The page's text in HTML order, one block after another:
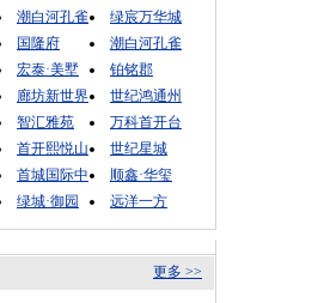
潮白河孔雀
绿宸万华城
国隆府
潮白河孔雀
宏泰·美墅
铂铭郡
廊坊新世界
世纪鸿通州
智汇雅苑
万科首开台
首开熙悦山
世纪星城
首城国际中
顺鑫·华玺
绿城·御园
远洋一方
更多 >>